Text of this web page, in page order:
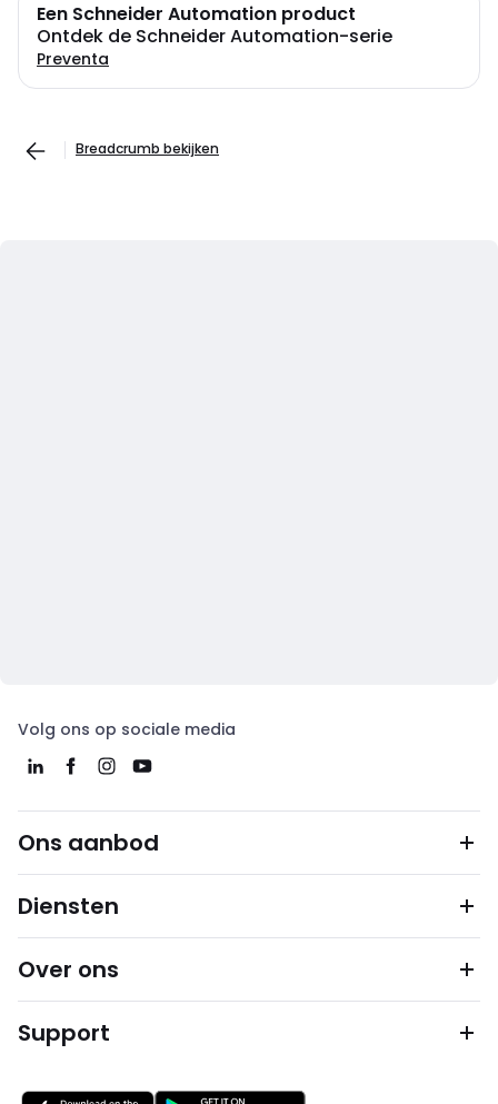
Een Schneider Automation product
Ontdek de Schneider Automation-serie
Preventa
Breadcrumb bekijken
Volg ons op sociale media
Ons aanbod
Diensten
Over ons
Support